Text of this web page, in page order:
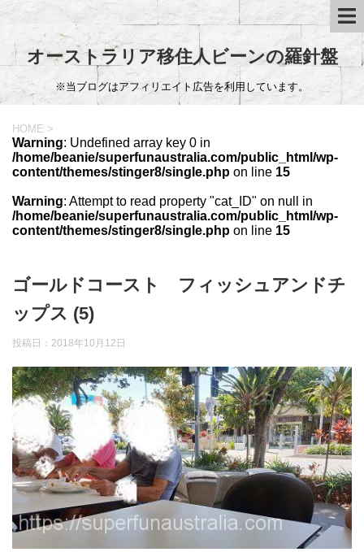
オーストラリア移住人ビーンの羅針盤
※当ブログはアフィリエイト広告を利用しています。
HOME >
Warning: Undefined array key 0 in
/home/beanie/superfunaustralia.com/public_html/wp-
content/themes/stinger8/single.php on line 15
Warning: Attempt to read property "cat_ID" on null in
/home/beanie/superfunaustralia.com/public_html/wp-
content/themes/stinger8/single.php on line 15
ゴールドコースト フィッシュアンドチ
ップス (5)
投稿日： 2018年10月12日